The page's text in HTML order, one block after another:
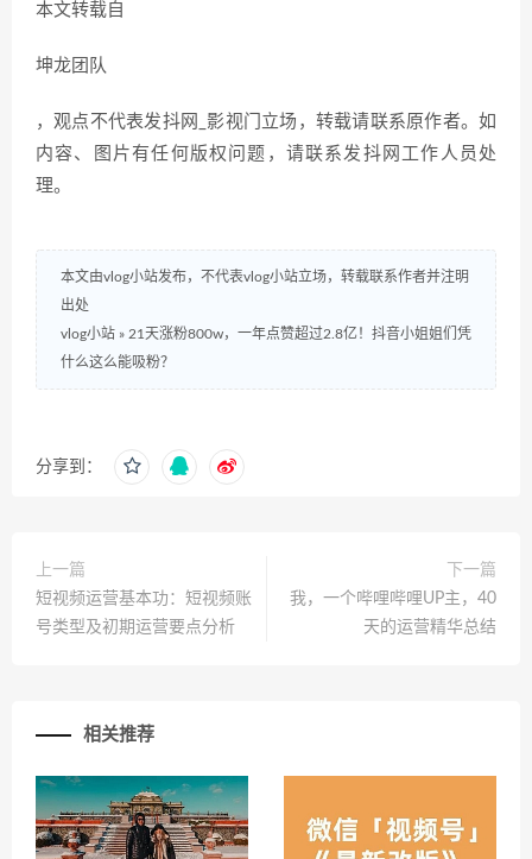
本文转载自
坤龙团队
，观点不代表发抖网_影视门立场，转载请联系原作者。如
内容、图片有任何版权问题，请联系发抖网工作人员处
理。
本文由vlog小站发布，不代表vlog小站立场，转载联系作者并注明
出处
vlog小站 » 21天涨粉800w，一年点赞超过2.8亿！抖音小姐姐们凭
什么这么能吸粉？
分享到：
上一篇
短视频运营基本功：短视频账
号类型及初期运营要点分析
下一篇
我，一个哔哩哔哩UP主，40
天的运营精华总结
相关推荐